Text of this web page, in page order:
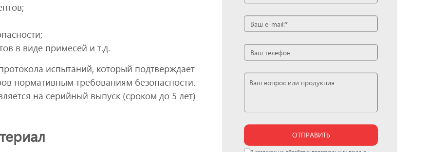
в виде примесей и т.д.
испытаний, который подтверждает
нормативным требованиям безопасности.
на серийный выпуск (сроком до 5 лет)
ОТПРАВИТЬ